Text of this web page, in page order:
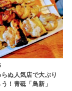
ぬ人気店で大ぶり
！青砥「鳥新」